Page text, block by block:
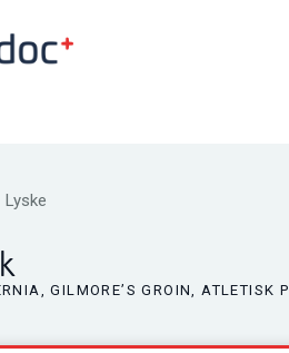
Lyske
GILMORE’S GROIN, ATLETISK